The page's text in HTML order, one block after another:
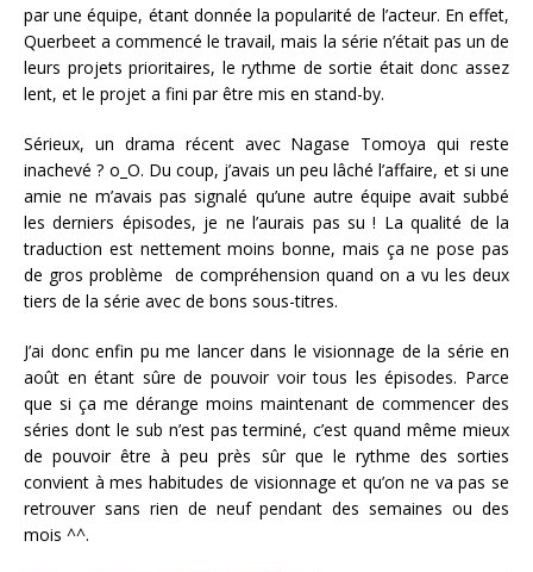
par une équipe, étant donnée la popularité de l’acteur. En effet,
Querbeet a commencé le travail, mais la série n’était pas un de
leurs projets prioritaires, le rythme de sortie était donc assez
lent, et le projet a fini par être mis en stand-by.
Sérieux, un drama récent avec Nagase Tomoya qui reste
inachevé ? o_O. Du coup, j’avais un peu lâché l’affaire, et si une
amie ne m’avais pas signalé qu’une autre équipe avait subbé
les derniers épisodes, je ne l’aurais pas su ! La qualité de la
traduction est nettement moins bonne, mais ça ne pose pas
de gros problème de compréhension quand on a vu les deux
tiers de la série avec de bons sous-titres.
J’ai donc enfin pu me lancer dans le visionnage de la série en
août en étant sûre de pouvoir voir tous les épisodes. Parce
que si ça me dérange moins maintenant de commencer des
séries dont le sub n’est pas terminé, c’est quand même mieux
de pouvoir être à peu près sûr que le rythme des sorties
convient à mes habitudes de visionnage et qu’on ne va pas se
retrouver sans rien de neuf pendant des semaines ou des
mois ^^.